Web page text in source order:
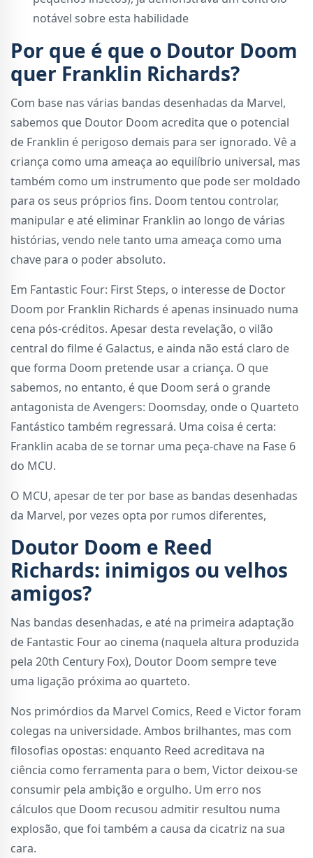
notável sobre esta habilidade
Por que é que o Doutor Doom
quer Franklin Richards?
Com base nas várias bandas desenhadas da Marvel,
sabemos que Doutor Doom acredita que o potencial
de Franklin é perigoso demais para ser ignorado. Vê a
criança como uma ameaça ao equilíbrio universal, mas
também como um instrumento que pode ser moldado
para os seus próprios fins. Doom tentou controlar,
manipular e até eliminar Franklin ao longo de várias
histórias, vendo nele tanto uma ameaça como uma
chave para o poder absoluto.
Em Fantastic Four: First Steps, o interesse de Doctor
Doom por Franklin Richards é apenas insinuado numa
cena pós-créditos. Apesar desta revelação, o vilão
central do filme é Galactus, e ainda não está claro de
que forma Doom pretende usar a criança. O que
sabemos, no entanto, é que Doom será o grande
antagonista de Avengers: Doomsday, onde o Quarteto
Fantástico também regressará. Uma coisa é certa:
Franklin acaba de se tornar uma peça-chave na Fase 6
do MCU.
O MCU, apesar de ter por base as bandas desenhadas
da Marvel, por vezes opta por rumos diferentes,
Doutor Doom e Reed
Richards: inimigos ou velhos
amigos?
Nas bandas desenhadas, e até na primeira adaptação
de Fantastic Four ao cinema (naquela altura produzida
pela 20th Century Fox), Doutor Doom sempre teve
uma ligação próxima ao quarteto.
Nos primórdios da Marvel Comics, Reed e Victor foram
colegas na universidade. Ambos brilhantes, mas com
filosofias opostas: enquanto Reed acreditava na
ciência como ferramenta para o bem, Victor deixou-se
consumir pela ambição e orgulho. Um erro nos
cálculos que Doom recusou admitir resultou numa
explosão, que foi também a causa da cicatriz na sua
cara.